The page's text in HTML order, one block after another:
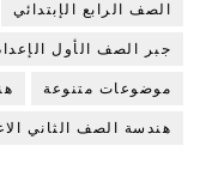
الصف الرابع الإبتدائي
جبر الصف الأول
موضوعات متنوعة
هندسة الصف الثاني